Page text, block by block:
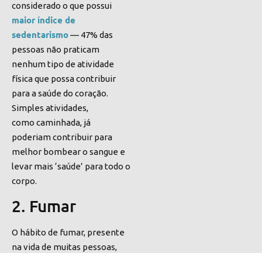
considerado o que possui
maior índice de
sedentarismo— 47% das
pessoas não praticam
nenhum tipo de atividade
física que possa contribuir
para a saúde do coração.
Simples atividades,
como caminhada, já
poderiam contribuir para
melhor bombear o sangue e
levar mais ‘saúde’ para todo o
corpo.
2. Fumar
O hábito de fumar, presente
na vida de muitas pessoas,